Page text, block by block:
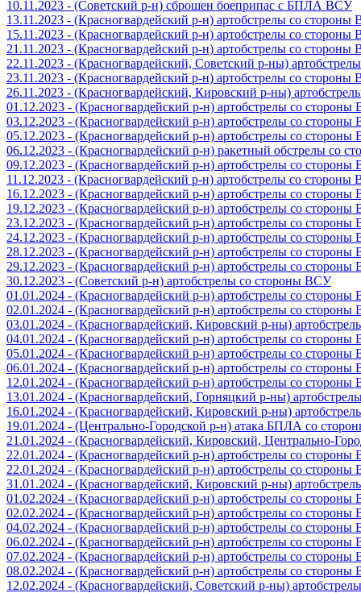
10.11.2023 - (Советский р-н) сброшен боеприпас с БПЛА ВСУ
13.11.2023 - (Красногвардейский р-н) артобстрелы со стороны
15.11.2023 - (Красногвардейский р-н) артобстрелы со стороны
21.11.2023 - (Красногвардейский р-н) артобстрелы со стороны
22.11.2023 - (Красногвардейский, Советский р-ны)
23.11.2023 - (Красногвардейский р-н) артобстрелы со стороны
26.11.2023 - (Красногвардейский, Кировский р-ны)
01.12.2023 - (Красногвардейский р-н) артобстрелы со
03.12.2023 - (Красногвардейский р-н) артобстрелы со
05.12.2023 - (Красногвардейский р-н) артобстрелы со
06.12.2023 - (Красногвардейский р-н) ракетный обстрелы со
09.12.2023 - (Красногвардейский р-н) артобстрелы со
11.12.2023 - (Красногвардейский р-н) артобстрелы со стороны
16.12.2023 - (Красногвардейский р-н) артобстрелы со
19.12.2023 - (Красногвардейский р-н) артобстрелы со
23.12.2023 - (Красногвардейский р-н) артобстрелы со
24.12.2023 - (Красногвардейский р-н) артобстрелы со
28.12.2023 - (Красногвардейский р-н) артобстрелы со
29.12.2023 - (Красногвардейский р-н) артобстрелы со
30.12.2023 - (Советский р-н) артобстрелы со стороны ВСУ
01.01.2024 - (Красногвардейский р-н) артобстрелы со
02.01.2024 - (Красногвардейский р-н) артобстрелы со
03.01.2024 - (Красногвардейский, Кировский р-ны)
04.01.2024 - (Красногвардейский р-н) артобстрелы со
05.01.2024 - (Красногвардейский р-н) артобстрелы со
06.01.2024 - (Красногвардейский р-н) артобстрелы со
12.01.2024 - (Красногвардейский р-н) артобстрелы со
13.01.2024 - (Красногвардейский, Горняцкий р-ны)
16.01.2024 - (Красногвардейский, Кировский р-ны)
19.01.2024 - (Центрально-Городской р-н) атака БПЛА со
21.01.2024 - (Красногвардейский, Кировский, Центрально-
22.01.2024 - (Красногвардейский р-н) артобстрелы со
22.01.2024 - (Красногвардейский р-н) артобстрелы со
31.01.2024 - (Красногвардейский, Кировский р-ны)
01.02.2024 - (Красногвардейский р-н) артобстрелы со
02.02.2024 - (Красногвардейский р-н) артобстрелы со
04.02.2024 - (Красногвардейский р-н) артобстрелы со
06.02.2024 - (Красногвардейский р-н) артобстрелы со
07.02.2024 - (Красногвардейский р-н) артобстрелы со
08.02.2024 - (Красногвардейский р-н) артобстрелы со
12.02.2024 - (Красногвардейский, Советский р-ны)